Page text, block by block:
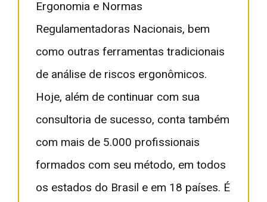
Ergonomia e Normas
Regulamentadoras Nacionais, bem
como outras ferramentas tradicionais
de análise de riscos ergonômicos.
Hoje, além de continuar com sua
consultoria de sucesso, conta também
com mais de 5.000 profissionais
formados com seu método, em todos
os estados do Brasil e em 18 países. É